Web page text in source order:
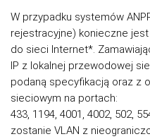
W przypadku systemów
rejestracyjne) konieczne
do sieci Internet*.
IP z lokalnej przewodowej
podaną specyfikacją oraz z
sieciowym na portach:
433, 1194, 4001, 4002, 502,
zostanie VLAN z